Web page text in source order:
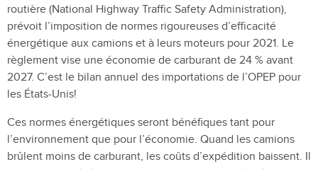
routière (National Highway Traffic Safety Administration),
prévoit l’imposition de normes rigoureuses d’efficacité
énergétique aux camions et à leurs moteurs pour 2021. Le
règlement vise une économie de carburant de 24 % avant
2027. C’est le bilan annuel des importations de l’OPEP pour
les États‑Unis!
Ces normes énergétiques seront bénéfiques tant pour
l’environnement que pour l’économie. Quand les camions
brûlent moins de carburant, les coûts d’expédition baissent. Il